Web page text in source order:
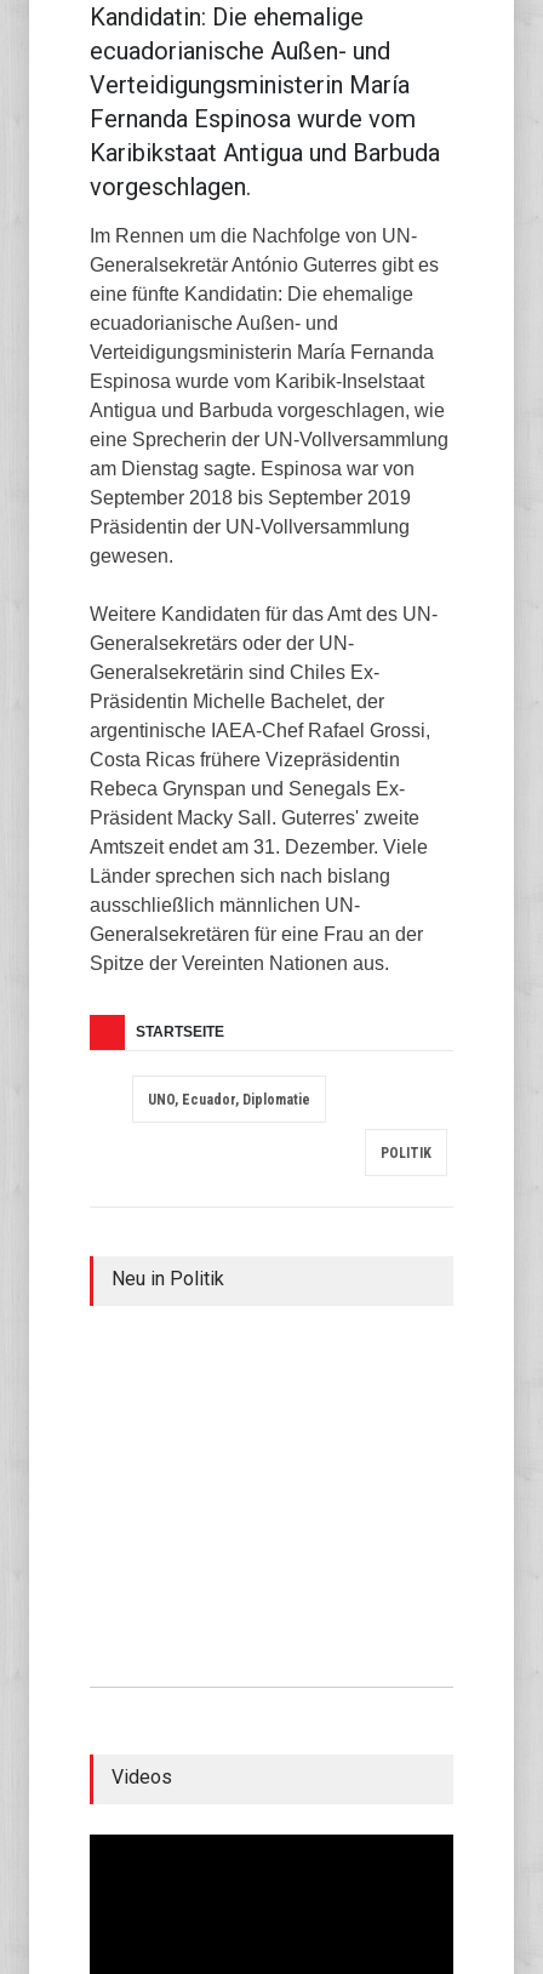
Kandidatin: Die ehemalige
ecuadorianische Außen- und
Verteidigungsministerin María
Fernanda Espinosa wurde vom
Karibikstaat Antigua und Barbuda
vorgeschlagen.
Im Rennen um die Nachfolge von UN-
Generalsekretär António Guterres gibt es
eine fünfte Kandidatin: Die ehemalige
ecuadorianische Außen- und
Verteidigungsministerin María Fernanda
Espinosa wurde vom Karibik-Inselstaat
Antigua und Barbuda vorgeschlagen, wie
eine Sprecherin der UN-Vollversammlung
am Dienstag sagte. Espinosa war von
September 2018 bis September 2019
Präsidentin der UN-Vollversammlung
gewesen.
Weitere Kandidaten für das Amt des UN-
Generalsekretärs oder der UN-
Generalsekretärin sind Chiles Ex-
Präsidentin Michelle Bachelet, der
argentinische IAEA-Chef Rafael Grossi,
Costa Ricas frühere Vizepräsidentin
Rebeca Grynspan und Senegals Ex-
Präsident Macky Sall. Guterres' zweite
Amtszeit endet am 31. Dezember. Viele
Länder sprechen sich nach bislang
ausschließlich männlichen UN-
Generalsekretären für eine Frau an der
Spitze der Vereinten Nationen aus.
STARTSEITE
UNO, Ecuador, Diplomatie
POLITIK
Neu in Politik
Videos